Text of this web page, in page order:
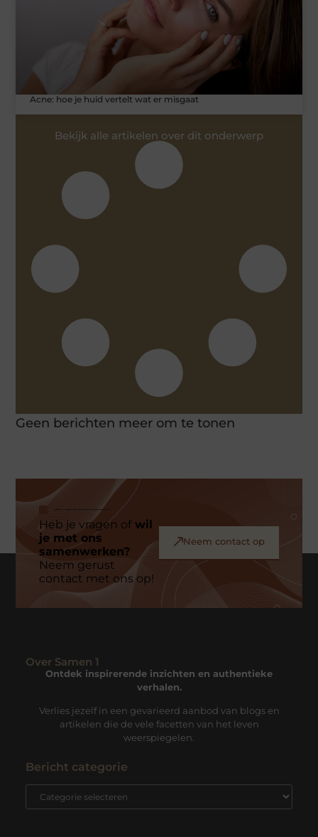
Acne: hoe je huid vertelt wat er misgaat
Bekijk alle artikelen over dit onderwerp
Geen berichten meer om te tonen
Heb je vragen ofwil
je met ons
samenwerken?
Neem gerust
contact met ons op!
Neem contact op
Over Samen 1
Ontdek inspirerende inzichten en authentieke
verhalen.
Verlies jezelf in een gevarieerd aanbod van blogs en
artikelen die de vele facetten van het leven
weerspiegelen.
Bericht categorie